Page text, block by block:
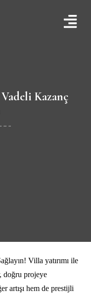
Kazanç
Villa yatırımı ile
doğru projeye
artışı hem de prestijli